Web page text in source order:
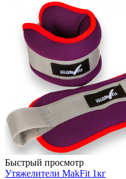
Быстрый просмотр
Утяжелители MakFit 1кг